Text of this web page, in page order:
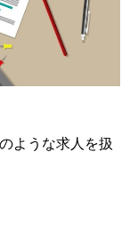
ような求人を扱